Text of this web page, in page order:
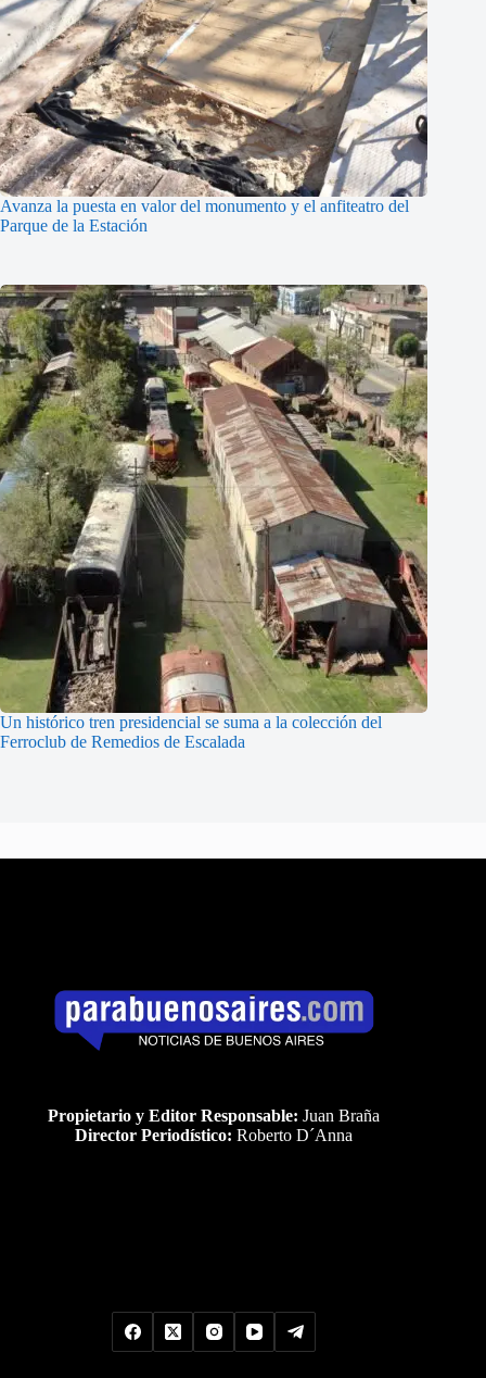
Avanza la puesta en valor del monumento y el anfiteatro del
Parque de la Estación
Un histórico tren presidencial se suma a la colección del
Ferroclub de Remedios de Escalada
Propietario y Editor Responsable: Juan Braña
Director Periodístico: Roberto D´Anna